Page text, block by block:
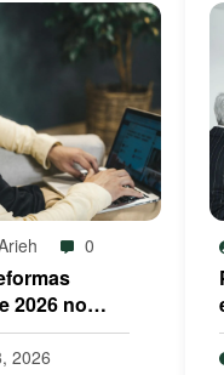
0
2026 no
Impacto
nos
2026